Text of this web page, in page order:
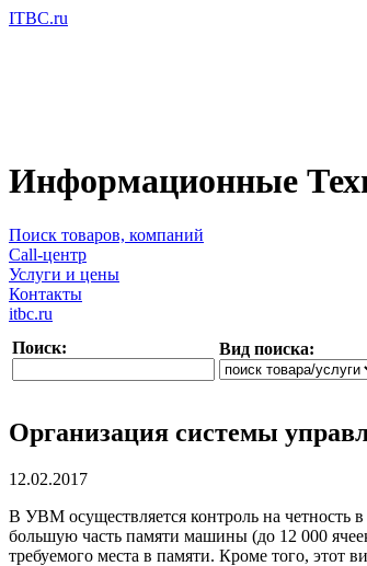
ITBC.ru
Информационные
Поиск товаров, компаний
Call-центр
Услуги и цены
Контакты
itbc.ru
Поиск:
Вид поиска:
Организация системы
12.02.2017
В УВМ осуществляется контроль на четность
большую часть памяти машины (до 12 000
требуемого места в памяти. Кроме того, этот